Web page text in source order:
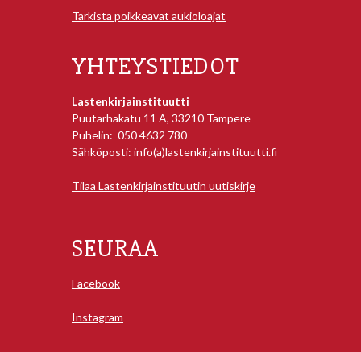
Tarkista poikkeavat aukioloajat
YHTEYSTIEDOT
Lastenkirjainstituutti
Puutarhakatu 11 A, 33210 Tampere
Puhelin: 050 4632 780
Sähköposti: info(a)lastenkirjainstituutti.fi
Tilaa Lastenkirjainstituutin uutiskirje
SEURAA
Facebook
Instagram